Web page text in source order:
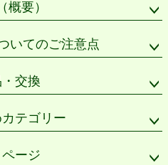
概要）
いてのご注意点
交換
テゴリー
ージ